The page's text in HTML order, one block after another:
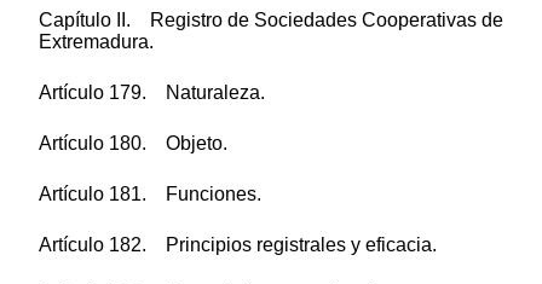
Capítulo II. Registro de Sociedades Cooperativas de
Extremadura.
Artículo 179. Naturaleza.
Artículo 180. Objeto.
Artículo 181. Funciones.
Artículo 182. Principios registrales y eficacia.